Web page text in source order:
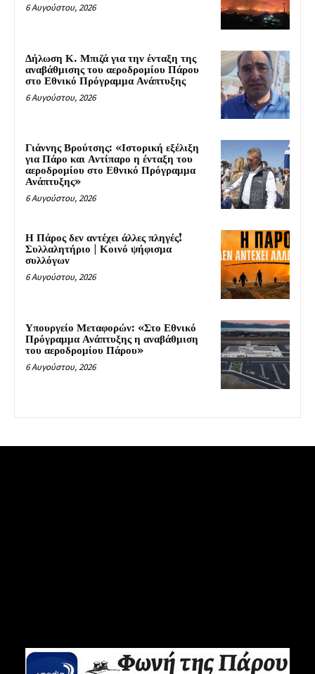
6 Αυγούστου, 2026
Δήλωση Κ. Μπιζά για την ένταξη της
αναβάθμισης του αεροδρομίου Πάρου
στο Εθνικό Πρόγραμμα Ανάπτυξης
6 Αυγούστου, 2026
Γιάννης Βρούτσης: «Ιστορική εξέλιξη
για Πάρο και Αντίπαρο η ένταξη του
αεροδρομίου στο Εθνικό Πρόγραμμα
Ανάπτυξης»
6 Αυγούστου, 2026
Η Πάρος δεν αντέχει άλλες πληγές!
Συλλαλητήριο | Κοινό ψήφισμα
συλλόγων
6 Αυγούστου, 2026
Υπουργείο Μεταφορών: «Στο Εθνικό
Πρόγραμμα Ανάπτυξης η αναβάθμιση
του αεροδρομίου Πάρου»
6 Αυγούστου, 2026